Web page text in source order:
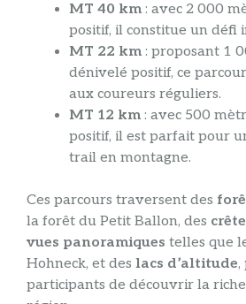
MT 40 km: avec 2 000
positif, il constitue un défi
MT 22 km: proposant 1
dénivelé positif, ce
aux coureurs réguliers.
MT 12 km: avec 500
positif, il est parfait pour
trail en montagne.
Ces parcours traversent des
la forêt du Petit Ballon, des
vues panoramiques telles que
Hohneck, et des lacs d’altitude,
participants de découvrir la